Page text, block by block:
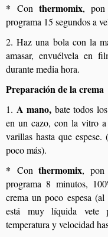
* Con thermomix, pon
programa 15 segundos a
2. Haz una bola con la
amasar, envuélvela en
durante media hora.
Preparación de la crema
1. A mano, bate todos
en un cazo, con la vitro a
varillas hasta que
poco más).
* Con thermomix, pon
programa 8 minutos,
crema un poco espesa
está muy líquida vete
temperatura y velocidad